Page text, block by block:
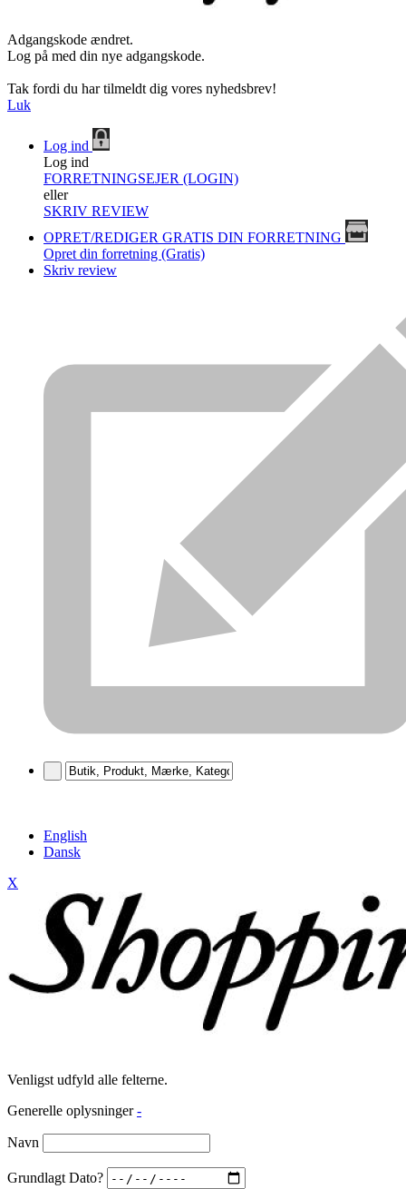
Adgangskode ændret.
Log på med din nye adgangskode.
Tak fordi du har tilmeldt dig vores nyhedsbrev!
Luk
Log ind
Log ind
FORRETNINGSEJER (LOGIN)
eller
SKRIV REVIEW
OPRET/REDIGER GRATIS DIN FORRETNING
Opret din forretning (Gratis)
Skriv review
English
Dansk
X
Venligst udfyld alle felterne.
Generelle oplysninger -
Navn
Grundlagt Dato?